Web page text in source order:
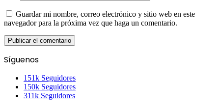
Guardar mi nombre, correo electrónico y sitio web en este
navegador para la próxima vez que haga un comentario.
Síguenos
151k Seguidores
150k Seguidores
311k Seguidores